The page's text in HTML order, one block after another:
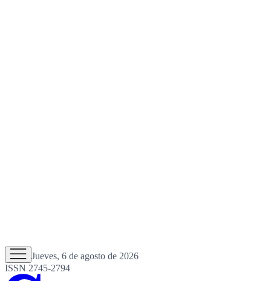
Jueves, 6 de agosto de 2026
ISSN 2745-2794